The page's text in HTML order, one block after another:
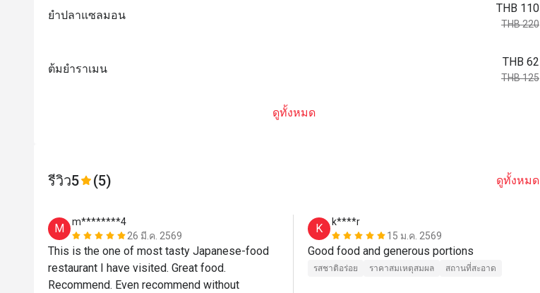
ยำปลาแซลมอน
THB 110
THB 220
ต้มยำราเมน
THB 62
THB 125
ดูทั้งหมด
รีวิว5 (5) ดูทั้งหมด
M
m********4
26 มี.ค. 2569
This is the one of most tasty Japanese-food
restaurant I have visited. Great food.
Recommend. Even recommend without
K
k****r
15 ม.ค. 2569
รสชาติอร่อย ราคาสมเหตุสมผล สถานที่สะอาด